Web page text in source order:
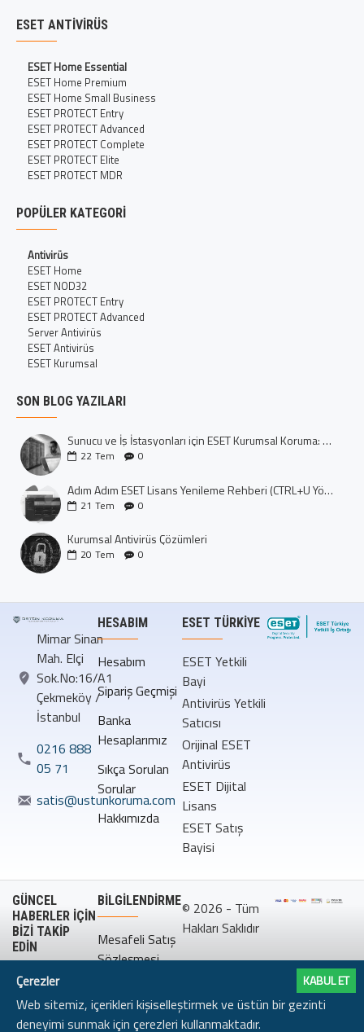
ESET ANTIVIRÜS
ESET Home Essential
ESET Home Premium
ESET Home Small Business
ESET PROTECT Entry
ESET PROTECT Advanced
ESET PROTECT Complete
ESET PROTECT Elite
ESET PROTECT MDR
POPÜLER KATEGORI
Antivirüs
ESET Home
ESET NOD32
ESET PROTECT Entry
ESET PROTECT Advanced
Server Antivirüs
ESET Antivirüs
ESET Kurumsal
SON BLOG YAZILARI
Sunucu ve İş İstasyonları için ESET Kurumsal Koruma: Dijital Kalenizi İnşa Edin
22 Tem 0
Adım Adım ESET Lisans Yenileme Rehberi (CTRL+U Yöntemi)
21 Tem 0
Kurumsal Antivirüs Çözümleri
20 Tem 0
Mimar Sinan
Mah. Elçi
Sok.No:16/A1
Çekmeköy /
İstanbul
0216 888
05 71
satis@ustunkoruma.com
HESABIM
Hesabım
Sipariş Geçmişi
Banka
Hesaplarımız
Sıkça Sorulan
Sorular
Hakkımızda
ESET TÜRKIYE
ESET Yetkili
Bayi
Antivirüs Yetkili
Satıcısı
Orijinal ESET
Antivirüs
ESET Dijital
Lisans
ESET Satış
Bayisi
GÜNCEL
HABERLER İÇİN
BİZİ TAKİP
EDİN
BILGILENDIRME
Mesafeli Satış
Sözleşmesi
Politikası
© 2026 - Tüm
Hakları Saklıdır
KABUL ET
Çerezler
Web sitemiz, içerikleri kişiselleştirmek ve üstün bir gezinti
deneyimi sunmak için çerezleri kullanmaktadır.